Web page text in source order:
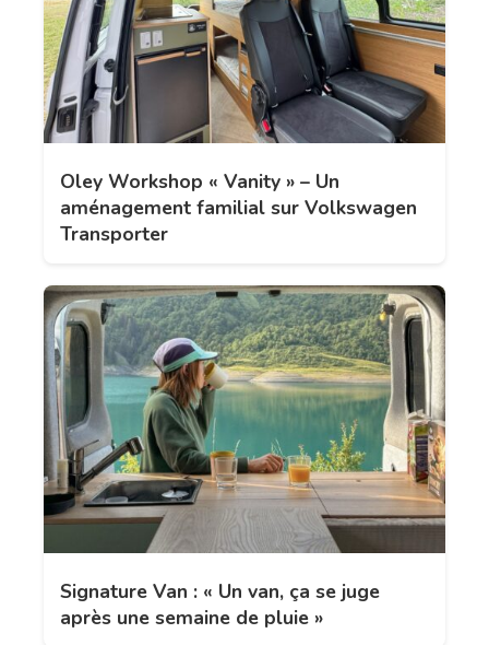
Oley Workshop « Vanity » – Un
aménagement familial sur Volkswagen
Transporter
Signature Van : « Un van, ça se juge
après une semaine de pluie »